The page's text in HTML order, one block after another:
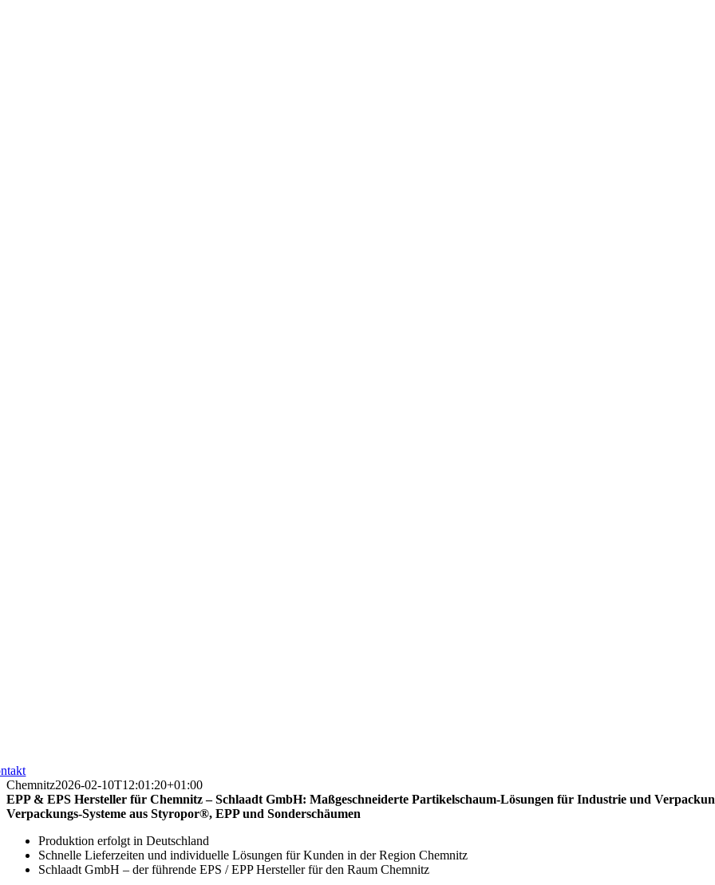
Chemnitz2026-02-10T12:01:20+01:00
EPP & EPS Hersteller für Chemnitz – Schlaadt GmbH: Maßgeschneiderte Partikelschaum-Lösungen für Industrie und
Verpackungs-Systeme aus Styropor®, EPP und Sonderschäumen
Produktion erfolgt in Deutschland
Schnelle Lieferzeiten und individuelle Lösungen für Kunden in der Region Chemnitz
Schlaadt GmbH – der führende EPS / EPP Hersteller für den Raum Chemnitz